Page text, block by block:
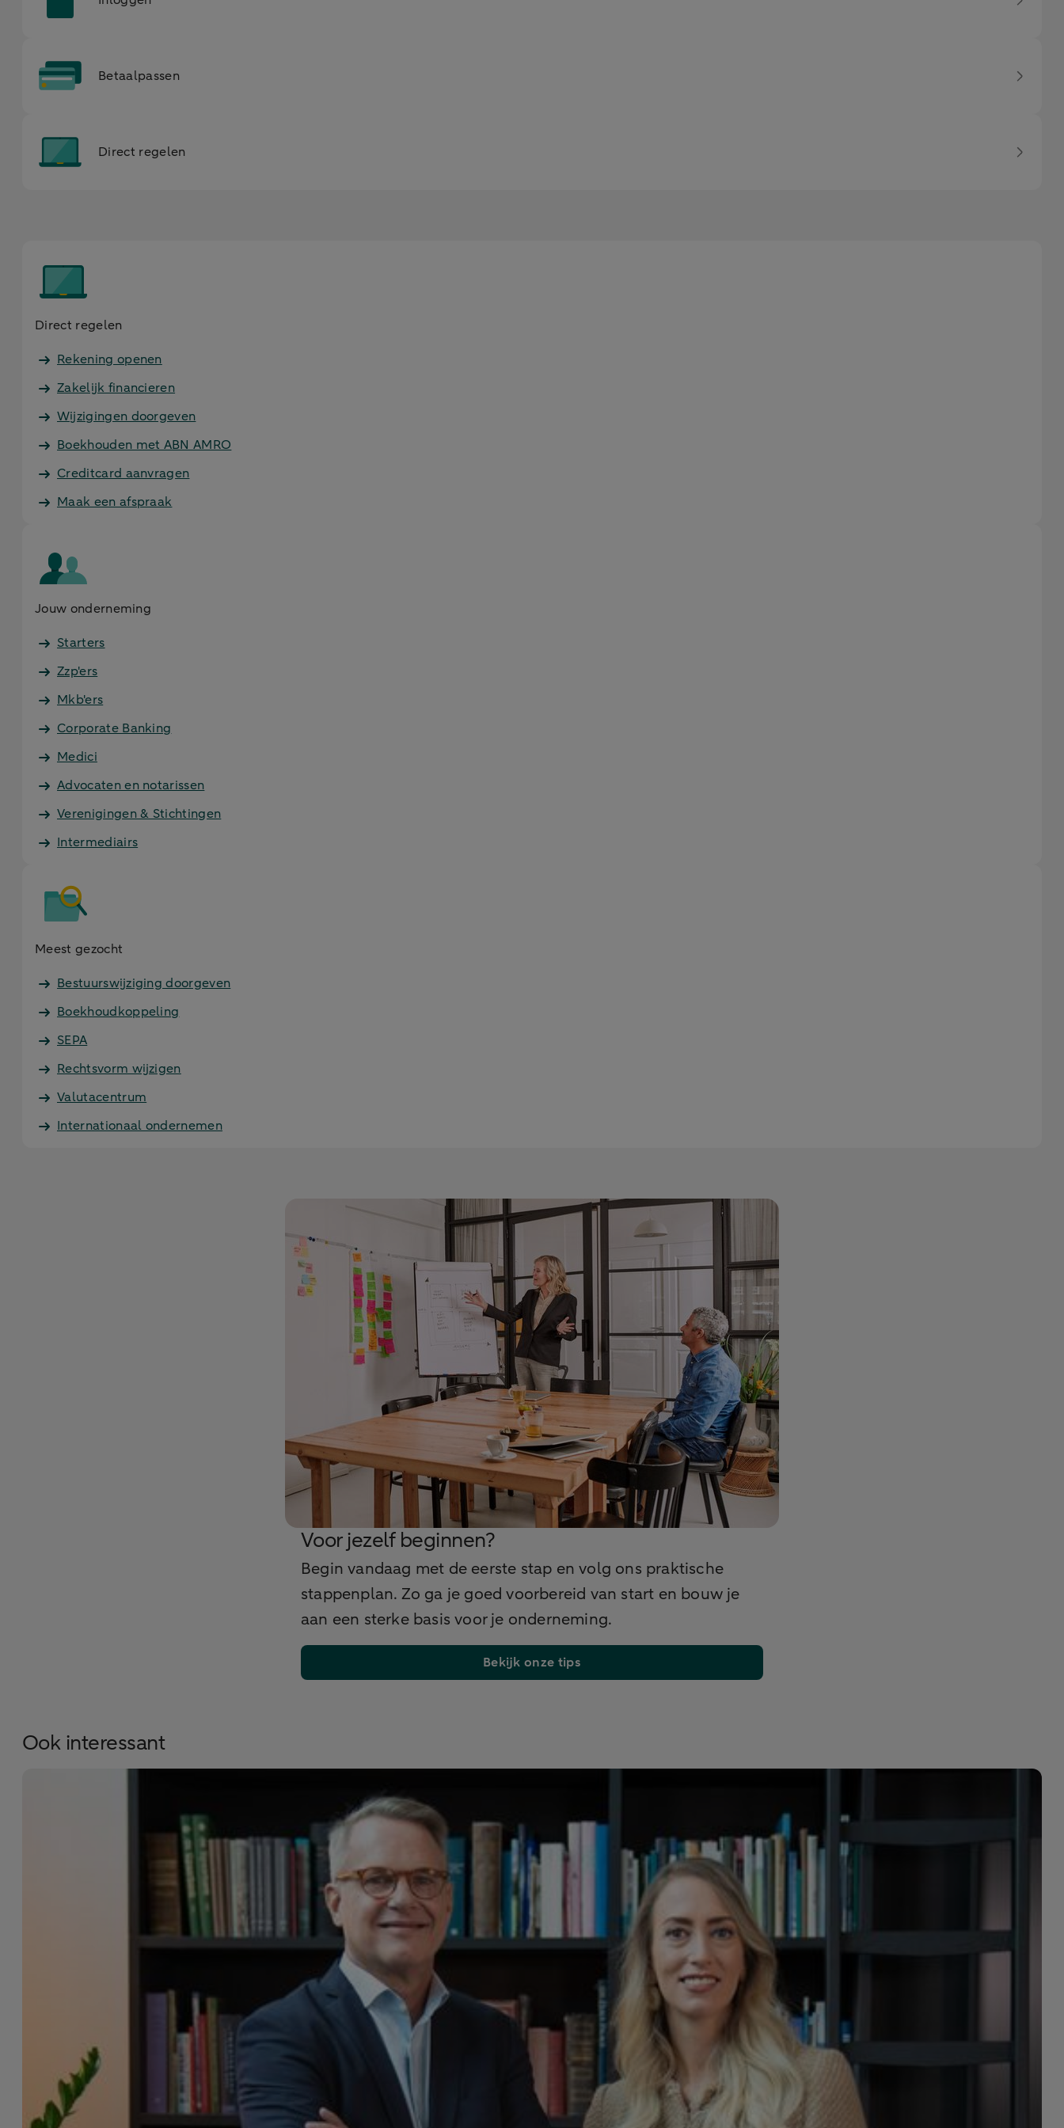
Betaalpassen
Direct regelen
Direct regelen
Rekening openen
Zakelijk financieren
Wijzigingen doorgeven
Boekhouden met ABN AMRO
Creditcard aanvragen
Maak een afspraak
Jouw onderneming
Starters
Zzp'ers
Mkb'ers
Corporate Banking
Medici
Advocaten en notarissen
Verenigingen & Stichtingen
Intermediairs
Meest gezocht
Bestuurswijziging doorgeven
Boekhoudkoppeling
SEPA
Rechtsvorm wijzigen
Valutacentrum
Internationaal ondernemen
Voor jezelf beginnen?
Begin vandaag met de eerste stap en volg ons praktische
stappenplan. Zo ga je goed voorbereid van start en bouw je
aan een sterke basis voor je onderneming.
Bekijk onze tips
Ook interessant